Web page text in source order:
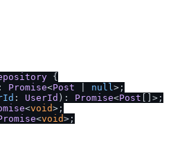
{
Promise<Post null>;
: UserId ): Promise<Post []>;
<void>;
<void>;